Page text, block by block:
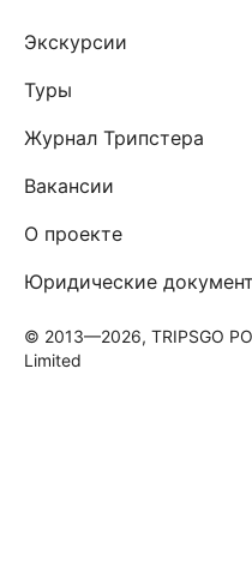
Экскурсии
Туры
Журнал Трипстера
Вакансии
О проекте
Юридические
© 2013—2026, TRIPSGO
Limited